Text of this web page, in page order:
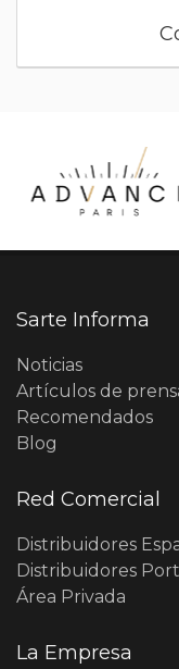
Sarte Informa
Noticias
Artículos de
Recomendados
Blog
Red Comercial
Distribuidores
Distribuidores
Área Privada
La Empresa